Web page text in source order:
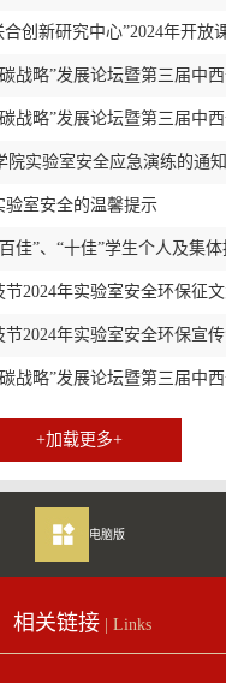
院实验室安全应急演练的通知
验室安全的温馨提示
+加载更多+
电脑版
相关链接 | Links